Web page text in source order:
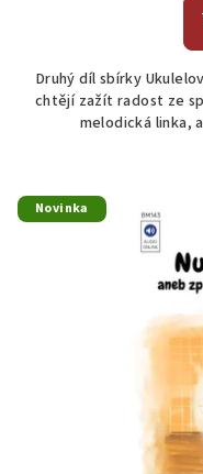
Druhý díl sbírky
chtějí zažít radost ze
melodická linka,
Novinka